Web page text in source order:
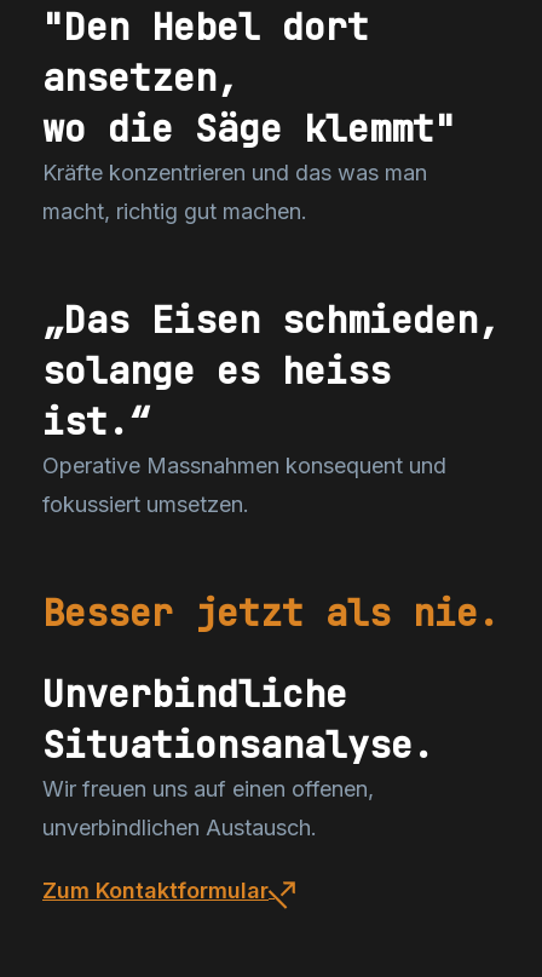
"Den Hebel dort
ansetzen,
wo die Säge klemmt"
Kräfte konzentrieren und das was man
macht, richtig gut machen.
„Das Eisen schmieden,
solange es heiss
ist.“
Operative Massnahmen konsequent und
fokussiert umsetzen.
Besser jetzt als nie.
Unverbindliche
Situationsanalyse.
Wir freuen uns auf einen offenen,
unverbindlichen Austausch.
Zum Kontaktformular